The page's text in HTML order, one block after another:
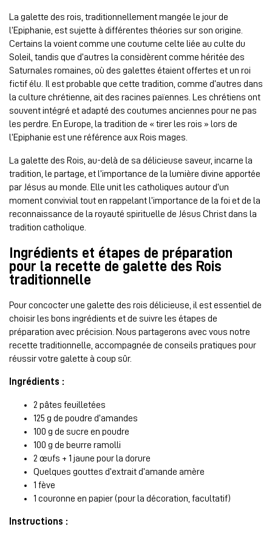
La galette des rois, traditionnellement mangée le jour de
l’Epiphanie, est sujette à différentes théories sur son origine.
Certains la voient comme une coutume celte liée au culte du
Soleil, tandis que d’autres la considèrent comme héritée des
Saturnales romaines, où des galettes étaient offertes et un roi
fictif élu. Il est probable que cette tradition, comme d’autres dans
la culture chrétienne, ait des racines païennes. Les chrétiens ont
souvent intégré et adapté des coutumes anciennes pour ne pas
les perdre. En Europe, la tradition de « tirer les rois » lors de
l’Epiphanie est une référence aux Rois mages.
La galette des Rois, au-delà de sa délicieuse saveur, incarne la
tradition, le partage, et l’importance de la lumière divine apportée
par Jésus au monde. Elle unit les catholiques autour d’un
moment convivial tout en rappelant l’importance de la foi et de la
reconnaissance de la royauté spirituelle de Jésus Christ dans la
tradition catholique.
Ingrédients et étapes de préparation
pour la recette de galette des Rois
traditionnelle
Pour concocter une galette des rois délicieuse, il est essentiel de
choisir les bons ingrédients et de suivre les étapes de
préparation avec précision. Nous partagerons avec vous notre
recette traditionnelle, accompagnée de conseils pratiques pour
réussir votre galette à coup sûr.
Ingrédients :
2 pâtes feuilletées
125 g de poudre d’amandes
100 g de sucre en poudre
100 g de beurre ramolli
2 œufs + 1 jaune pour la dorure
Quelques gouttes d’extrait d’amande amère
1 fève
1 couronne en papier (pour la décoration, facultatif)
Instructions :